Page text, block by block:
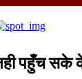
पहुँच सके